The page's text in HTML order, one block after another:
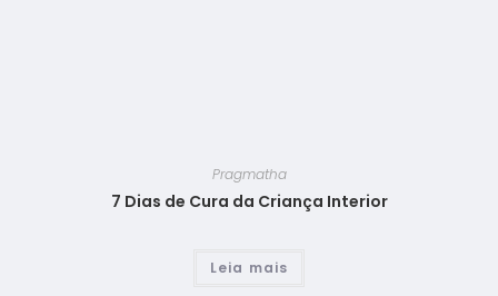
Pragmatha
7 Dias de Cura da Criança Interior
Leia mais